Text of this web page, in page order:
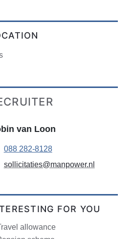
van Loon
088 282-8128
sollicitaties@manpower.nl
FOR YOU
allowance